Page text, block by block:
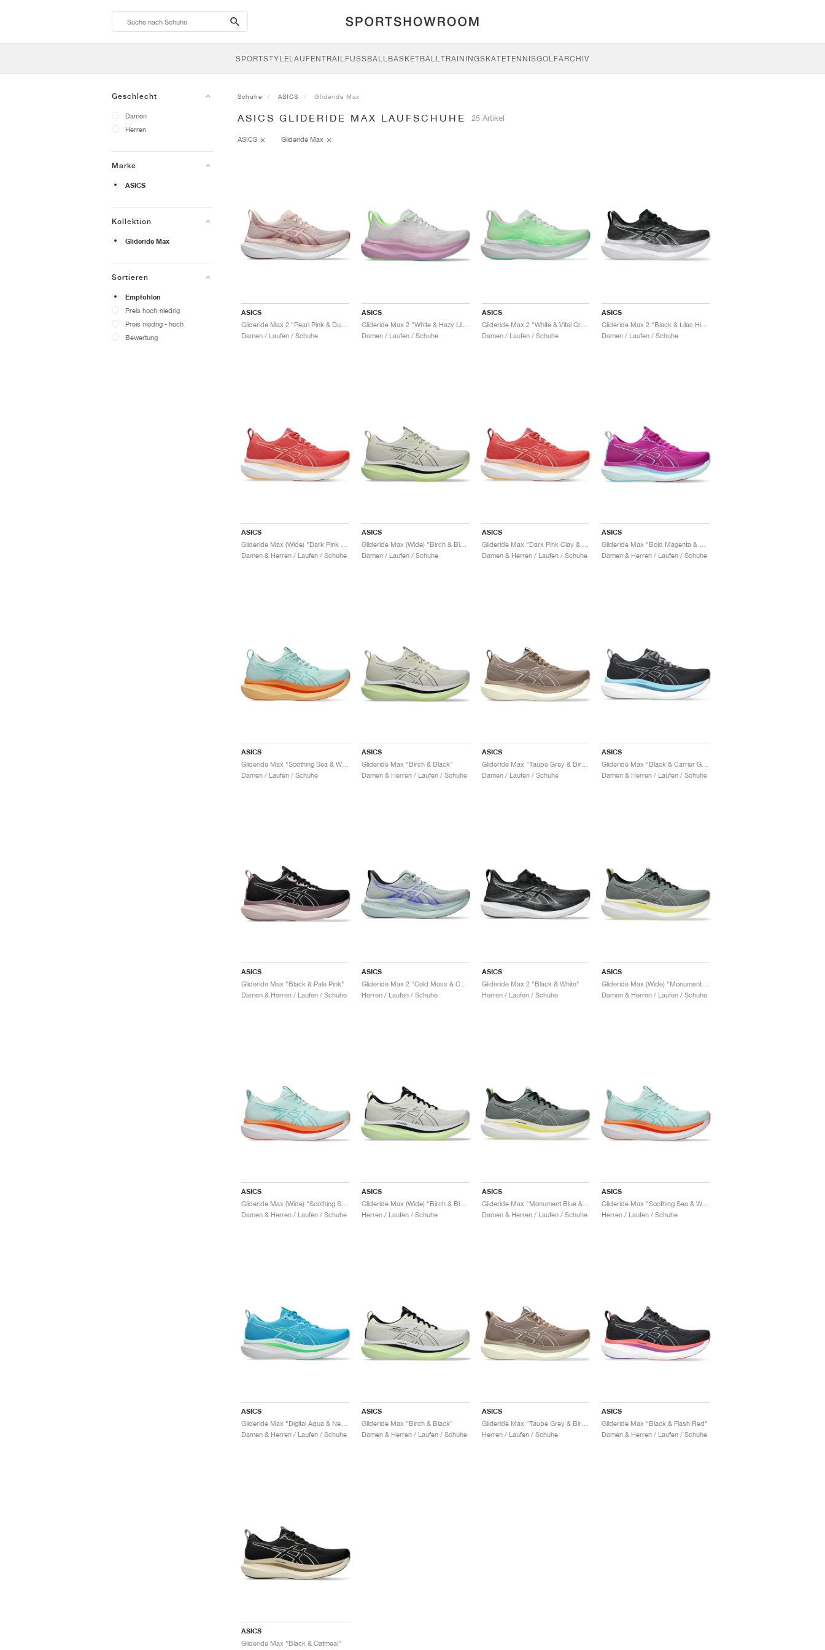
search-
btn
SPORTSTYLELAUFENTRAILFUSSBALL BASKETBALLTRAININGSKATETENNISGOLFARCHIV
Geschlecht
Damen
Herren
Marke
ASICS
Kollektion
Glideride Max
Sortieren
Empfohlen
Preis hoch-niedrig
Preis niedrig - hoch
Bewertung
Schuhe ASICS Glideride Max
ASICS GLIDERIDE MAX LAUFSCHUHE 25 Artikel
ASICS Glideride Max
ASICS
Damen / Laufen / Schuhe
ASICS
Glideride Max 2 "White & Hazy Lilac"
Damen / Laufen / Schuhe
ASICS
Glideride Max 2 "White & Vital Green"
Damen / Laufen / Schuhe
ASICS
Damen / Laufen / Schuhe
ASICS
Damen & Herren / Laufen / Schuhe
ASICS
Glideride Max (Wide) "Birch & Black"
Damen / Laufen / Schuhe
ASICS
Damen & Herren / Laufen / Schuhe
ASICS
Damen & Herren / Laufen / Schuhe
ASICS
Damen / Laufen / Schuhe
ASICS
Glideride Max "Birch & Black"
Damen & Herren / Laufen / Schuhe
ASICS
Glideride Max "Taupe Grey & Birch"
Damen / Laufen / Schuhe
ASICS
Damen & Herren / Laufen / Schuhe
ASICS
Glideride Max "Black & Pale Pink"
Damen & Herren / Laufen / Schuhe
ASICS
Glideride Max 2 "Cold Moss & Cobalt Burst"
Herren / Laufen / Schuhe
ASICS
Glideride Max 2 "Black & White"
Herren / Laufen / Schuhe
ASICS
Damen & Herren / Laufen / Schuhe
ASICS
Damen & Herren / Laufen / Schuhe
ASICS
Glideride Max (Wide) "Birch & Black"
Herren / Laufen / Schuhe
ASICS
Damen & Herren / Laufen / Schuhe
ASICS
Herren / Laufen / Schuhe
ASICS
Damen & Herren / Laufen / Schuhe
ASICS
Glideride Max "Birch & Black"
Damen & Herren / Laufen / Schuhe
ASICS
Glideride Max "Taupe Grey & Birch"
Herren / Laufen / Schuhe
ASICS
Glideride Max "Black & Flash Red"
Damen & Herren / Laufen / Schuhe
ASICS
Glideride Max "Black & Oatmeal"